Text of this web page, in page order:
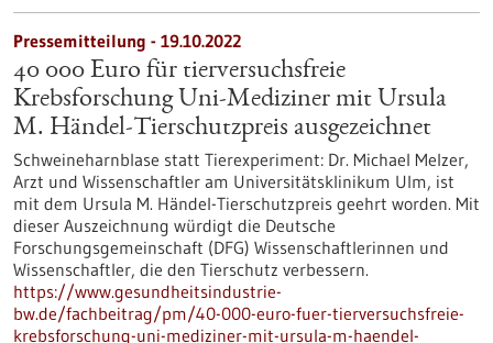
Pressemitteilung - 19.10.2022
40 000 Euro für tierversuchsfreie
Krebsforschung Uni-Mediziner mit Ursula
M. Händel-Tierschutzpreis ausgezeichnet
Schweineharnblase statt Tierexperiment: Dr. Michael Melzer,
Arzt und Wissenschaftler am Universitätsklinikum Ulm, ist
mit dem Ursula M. Händel-Tierschutzpreis geehrt worden. Mit
dieser Auszeichnung würdigt die Deutsche
Forschungsgemeinschaft (DFG) Wissenschaftlerinnen und
Wissenschaftler, die den Tierschutz verbessern.
https://www.gesundheitsindustrie-
bw.de/fachbeitrag/pm/40-000-euro-fuer-tierversuchsfreie-
krebsforschung-uni-mediziner-mit-ursula-m-haendel-